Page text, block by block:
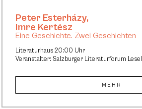
Literaturhaus 20:00 Uhr
Veranstalter: Salzburger Literaturforum
Peter Esterházy,
Imre Kertész
Eine Geschichte. Zwei Geschichten
MEHR